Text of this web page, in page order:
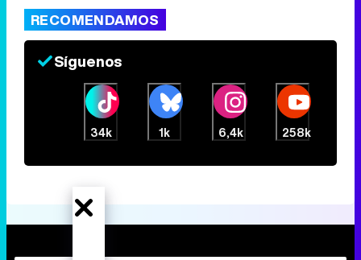
Canción ganadora de Eurovisión 2026: DARA con "Bangaranga" por Bulgaria
RECOMENDAMOS
Síguenos
34k 1k 6,4k 258k